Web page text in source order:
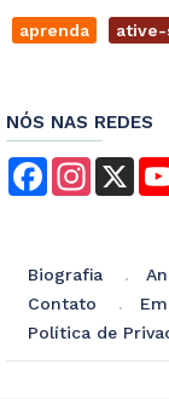
aprenda ative-
NÓS NAS REDES
FacebookInstagram
X
Biografia
Contato
Política de